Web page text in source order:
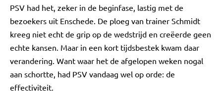
PSV had het, zeker in de beginfase, lastig met de
bezoekers uit Enschede. De ploeg van trainer Schmidt
kreeg niet echt de grip op de wedstrijd en creëerde geen
echte kansen. Maar in een kort tijdsbestek kwam daar
verandering. Want waar het de afgelopen weken nogal
aan schortte, had PSV vandaag wel op orde: de
effectiviteit.